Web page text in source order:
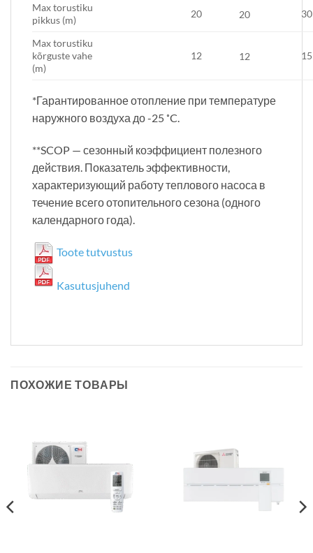
Max torustiku
pikkus (m)
20 20 30
Max torustiku
kõrguste vahe
(m)
12 12 15
*Гарантированное отопление при температуре
наружного воздуха до -25 ˚C.
**SCOP — сезонный коэффициент полезного
действия. Показатель эффективности,
характеризующий работу теплового насоса в
течение всего отопительного сезона (одного
календарного года).
Toote tutvustus
Kasutusjuhend
ПОХОЖИЕ ТОВАРЫ